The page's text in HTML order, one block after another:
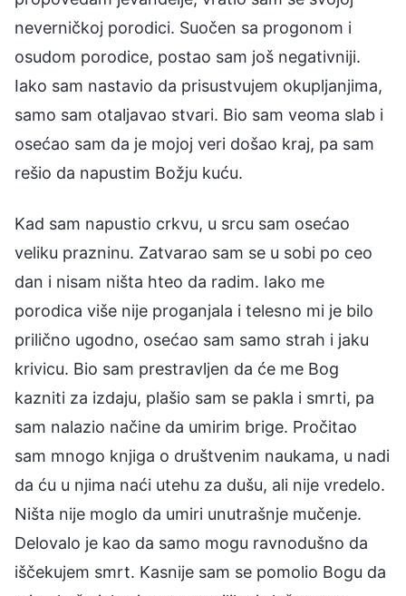
neverničkoj porodici. Suočen sa progonom i
osudom porodice, postao sam još negativniji.
Iako sam nastavio da prisustvujem okupljanjima,
samo sam otaljavao stvari. Bio sam veoma slab i
osećao sam da je mojoj veri došao kraj, pa sam
rešio da napustim Božju kuću.
Kad sam napustio crkvu, u srcu sam osećao
veliku prazninu. Zatvarao sam se u sobi po ceo
dan i nisam ništa hteo da radim. Iako me
porodica više nije proganjala i telesno mi je bilo
prilično ugodno, osećao sam samo strah i jaku
krivicu. Bio sam prestravljen da će me Bog
kazniti za izdaju, plašio sam se pakla i smrti, pa
sam nalazio načine da umirim brige. Pročitao
sam mnogo knjiga o društvenim naukama, u nadi
da ću u njima naći utehu za dušu, ali nije vredelo.
Ništa nije moglo da umiri unutrašnje mučenje.
Delovalo je kao da samo mogu ravnodušno da
iščekujem smrt. Kasnije sam se pomolio Bogu da